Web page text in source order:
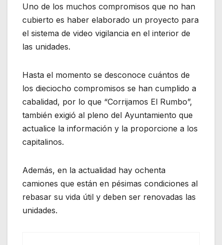
Uno de los muchos compromisos que no han
cubierto es haber elaborado un proyecto para
el sistema de video vigilancia en el interior de
las unidades.
Hasta el momento se desconoce cuántos de
los dieciocho compromisos se han cumplido a
cabalidad, por lo que “Corrijamos El Rumbo”,
también exigió al pleno del Ayuntamiento que
actualice la información y la proporcione a los
capitalinos.
Además, en la actualidad hay ochenta
camiones que están en pésimas condiciones al
rebasar su vida útil y deben ser renovadas las
unidades.